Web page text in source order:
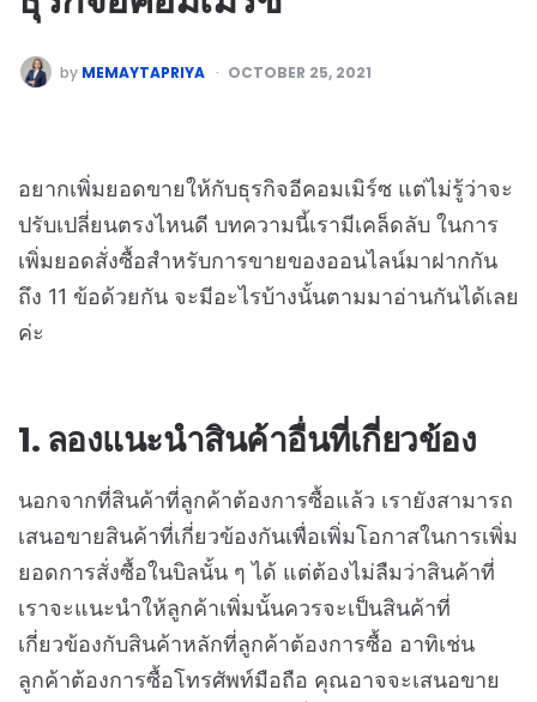
by MEMAYTAPRIYA OCTOBER 25, 2021
อยากเพิ่มยอดขายให้กับธุรกิจอีคอมเมิร์ซ แต่ไม่รู้ว่าจะ
ปรับเปลี่ยนตรงไหนดี บทความนี้เรามีเคล็ดลับ ในการ
เพิ่มยอดสั่งซื้อสำหรับการขายของออนไลน์มาฝากกัน
ถึง 11 ข้อด้วยกัน จะมีอะไรบ้างนั้นตามมาอ่านกันได้เลย
ค่ะ
1. ลองแนะนำสินค้าอื่นที่เกี่ยวข้อง
นอกจากที่สินค้าที่ลูกค้าต้องการซื้อแล้ว เรายังสามารถ
เสนอขายสินค้าที่เกี่ยวข้องกันเพื่อเพิ่มโอกาสในการเพิ่ม
ยอดการสั่งซื้อในบิลนั้น ๆ ได้ แต่ต้องไม่ลืมว่าสินค้าที่
เราจะแนะนำให้ลูกค้าเพิ่มนั้นควรจะเป็นสินค้าที่
เกี่ยวข้องกับสินค้าหลักที่ลูกค้าต้องการซื้อ อาทิเช่น
ลูกค้าต้องการซื้อโทรศัพท์มือถือ คุณอาจจะเสนอขาย